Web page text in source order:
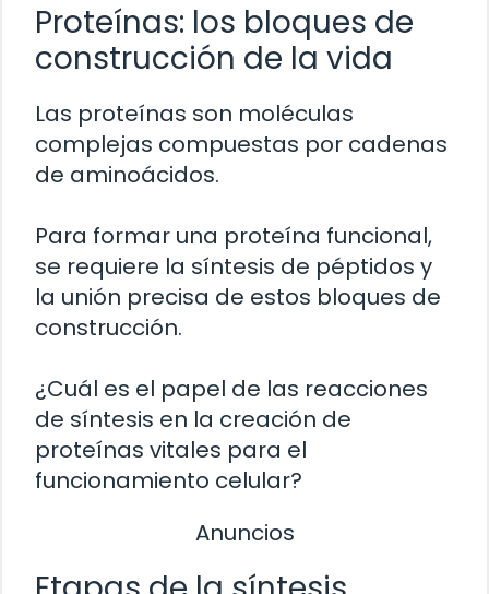
Proteínas: los bloques de
construcción de la vida
Las proteínas son moléculas
complejas compuestas por cadenas
de aminoácidos.
Para formar una proteína funcional,
se requiere la síntesis de péptidos y
la unión precisa de estos bloques de
construcción.
¿Cuál es el papel de las reacciones
de síntesis en la creación de
proteínas vitales para el
funcionamiento celular?
Anuncios